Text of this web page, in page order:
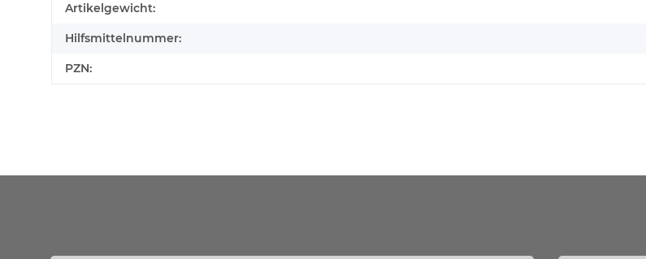
Artikelgewicht:
Hilfsmittelnummer:
PZN: